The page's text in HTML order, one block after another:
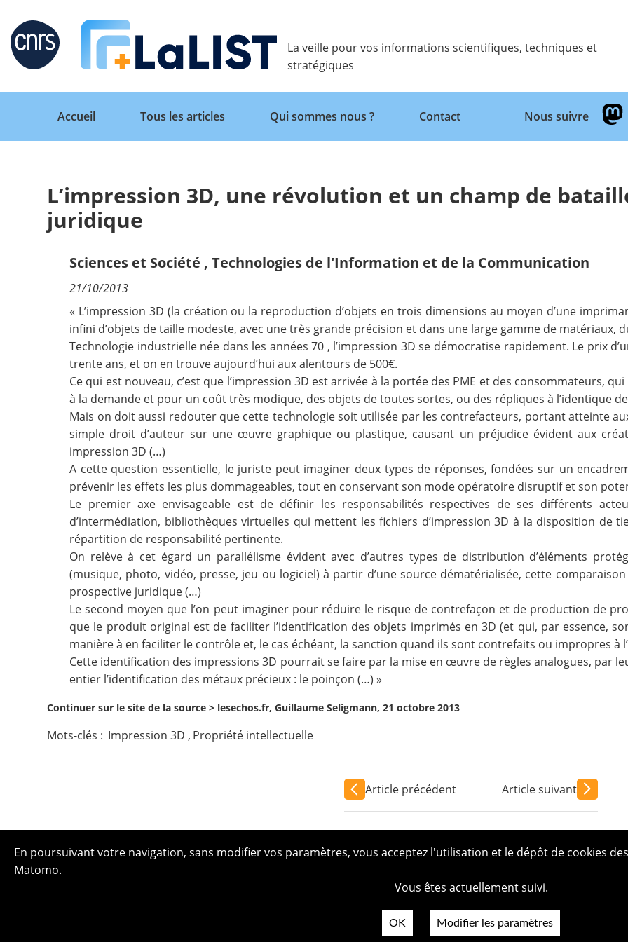
Retour
Accueil
Qui sommes nous ?
Nous suivre
La veille pour vos informations scientifiques, techniques et
stratégiques
Retour
Accueil
Tous les articles Qui sommes nous ? Contact Nous suivre
L’impression 3D, une révolution et un champ de
juridique
Sciences et Société ,Technologies de l'Information et de la Communication
21/10/2013
« L’impression 3D (la création ou la reproduction d’objets en trois dimensions au moyen d’une
infini d’objets de taille modeste, avec une très grande précision et dans une large gamme de matériaux,
Technologie industrielle née dans les années 70 , l’impression 3D se démocratise rapidement. Le prix
trente ans, et on en trouve aujourd’hui aux alentours de 500€.
Ce qui est nouveau, c’est que l’impression 3D est arrivée à la portée des PME et des consommateurs,
à la demande et pour un coût très modique, des objets de toutes sortes, ou des répliques à l’identique
Mais on doit aussi redouter que cette technologie soit utilisée par les contrefacteurs, portant atteinte
simple droit d’auteur sur une œuvre graphique ou plastique, causant un préjudice évident aux
impression 3D (…)
A cette question essentielle, le juriste peut imaginer deux types de réponses, fondées sur un
prévenir les effets les plus dommageables, tout en conservant son mode opératoire disruptif et son
Le premier axe envisageable est de définir les responsabilités respectives de ses différents
d’intermédiation, bibliothèques virtuelles qui mettent les fichiers d’impression 3D à la disposition de
répartition de responsabilité pertinente.
On relève à cet égard un parallélisme évident avec d’autres types de distribution d’éléments
(musique, photo, vidéo, presse, jeu ou logiciel) à partir d’une source dématérialisée, cette
prospective juridique (…)
Le second moyen que l’on peut imaginer pour réduire le risque de contrefaçon et de production de
que le produit original est de faciliter l’identification des objets imprimés en 3D (et qui, par essence,
manière à en faciliter le contrôle et, le cas échéant, la sanction quand ils sont contrefaits ou impropres à
Cette identification des impressions 3D pourrait se faire par la mise en œuvre de règles analogues, par
entier l’identification des métaux précieux : le poinçon (…) »
Continuer sur le site de la source > lesechos.fr, Guillaume Seligmann, 21 octobre 2013
Mots-clés : Impression 3D , Propriété intellectuelle
Article précédent Article suivant
En poursuivant votre navigation, sans modifier vos paramètres, vous acceptez l'utilisation et le dépôt de cookies
Matomo.
Vous êtes actuellement suivi.
OK Modifier les paramètres